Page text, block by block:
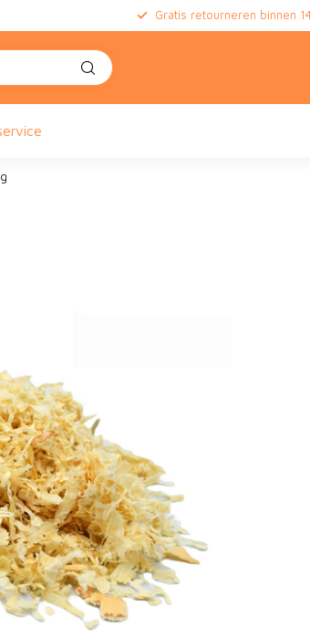
Gratis retourneren binnen